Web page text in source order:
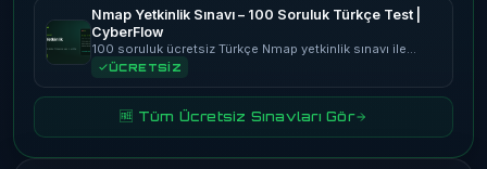
Nmap Yetkinlik Sınavı – 100 Soruluk Türkçe Test |
CyberFlow
100 soruluk ücretsiz Türkçe Nmap yetkinlik sınavı ile…
ÜCRETSİZ
🆓 Tüm Ücretsiz Sınavları Gör